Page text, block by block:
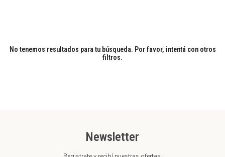
No tenemos resultados para tu búsqueda. Por favor, intentá con otros
filtros.
Newsletter